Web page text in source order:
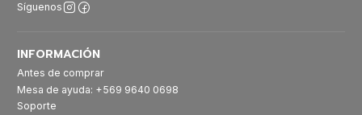
Síguenos
INFORMACIÓN
Antes de comprar
Mesa de ayuda: +569 9640 0698
Soporte